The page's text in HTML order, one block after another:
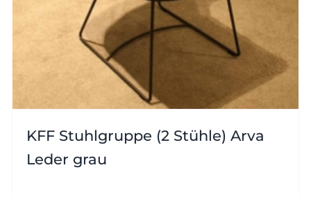
KFF Stuhlgruppe (2 Stühle) Arva
Leder grau